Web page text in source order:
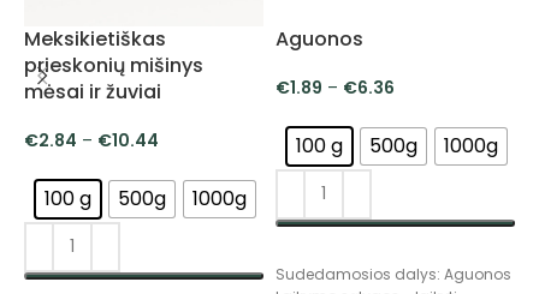
Meksikietiškas
prieskonių mišinys
mėsai ir žuviai
€2.84 – €10.44
100 g 500g 1000g
Aguonos
€1.89 – €6.36
100 g 500g 1000g
Sudedamosios dalys: Aguonos